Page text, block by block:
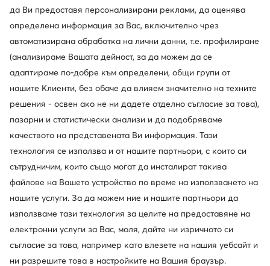
Промоция
Guess
Слънчеви очила · Черен
Актуална цена
80,99€
Най-ниска цена87,99 €-7%
Промоция
Guess
Слънчеви очила · Кафяв
Актуална цена
83,99€
Най-ниска цена91,52 € -8%
да Ви предоставя персонализирани реклами, да оценява
определена информация за Вас, включително чрез
автоматизирана обработка на лични данни, т.е. профилиране
(анализираме Вашата дейност, за да можем да се
адаптираме по-добре към определени, общи групи от
нашите Клиенти, без обаче да влияем значително на техните
решения - освен ако не ни дадете отделно съгласие за това),
пазарни и статистически анализи и да подобряваме
качеството на представената Ви информация. Тази
технология се използва и от нашите партньори, с които си
сътрудничим, които също могат да инсталират такива
файлове на Вашето устройство по време на използването на
нашите услуги. За да можем ние и нашите партньори да
използваме тази технология за целите на предоставяне на
електронни услуги за Вас, моля, дайте ни изричното си
съгласие за това, например като влезете на нашия уебсайт и
ни разрешите това в настройките на Вашия браузър.